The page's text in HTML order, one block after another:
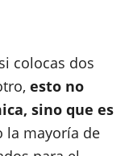
colocas dos
esto no
sino que es
la mayoría de